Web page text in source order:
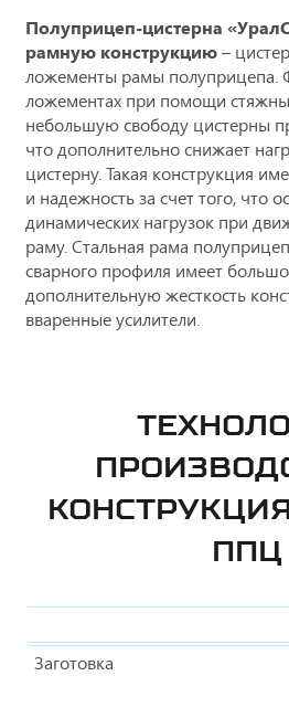
Полуприцеп-цистерна
рамную конструкцию–
ложементы рамы полуприцепа.
ложементах при помощи
небольшую свободу цистерны
что дополнительно снижает
цистерну. Такая конструкция
и надежность за счет того, что
динамических нагрузок при
раму. Стальная рама
сварного профиля имеет
дополнительную жесткость
вваренные усилители.
ППЦ
Заготовка